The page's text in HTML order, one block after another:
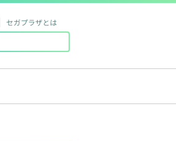
セガプラザとは